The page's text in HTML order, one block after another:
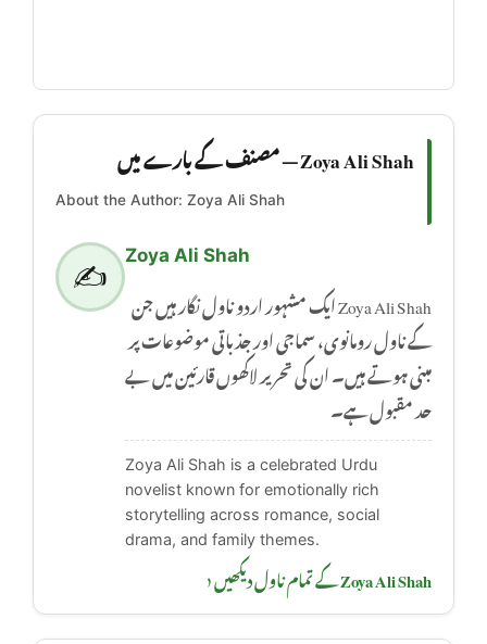
Zoya Ali Shah — مصنف کے بارے میں
About the Author: Zoya Ali Shah
✍️
Zoya Ali Shah
Zoya Ali Shah ایک مشہور اردو ناول نگار ہیں جن
کے ناول رومانوی، سماجی اور جذباتی موضوعات پر
مبنی ہوتے ہیں۔ ان کی تحریر لاکھوں قارئین میں بے
حد مقبول ہے۔
Zoya Ali Shah is a celebrated Urdu
novelist known for emotionally rich
storytelling across romance, social
drama, and family themes.
Zoya Ali Shah کے تمام ناول دیکھیں ‹